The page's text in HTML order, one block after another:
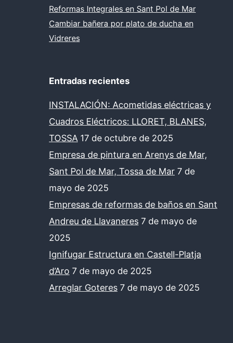
Reformas Integrales en Sant Pol de Mar
Cambiar bañera por plato de ducha en
Vidreres
Entradas recientes
INSTALACIÓN: Acometidas eléctricas y
Cuadros Eléctricos: LLORET, BLANES,
TOSSA 17 de octubre de 2025
Empresa de pintura en Arenys de Mar,
Sant Pol de Mar, Tossa de Mar 7 de
mayo de 2025
Empresas de reformas de baños en Sant
Andreu de Llavaneres 7 de mayo de
2025
Ignifugar Estructura en Castell-Platja
d’Aro 7 de mayo de 2025
Arreglar Goteres 7 de mayo de 2025